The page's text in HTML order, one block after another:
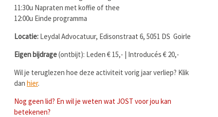
11:30u Napraten met koffie of thee
12:00u Einde programma
Locatie: Leydal Advocatuur, Edisonstraat 6, 5051 DS Goirle
Eigen bijdrage(ontbijt): Leden € 15,- | Introducés € 20,-
Wil je teruglezen hoe deze activiteit vorig jaar verliep? Klik
dan hier.
Nog geen lid? En wil je weten wat JOST voor jou kan
betekenen?